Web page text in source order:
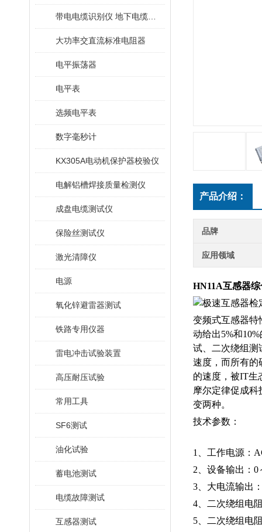
大功率交直流标准电阻器
电平振荡器
电平表
选频电平表
数字毫秒计
KX305A电动机保护器校验仪
电解铝槽焊接质量检测仪
成盘电缆测试仪
保险丝测试仪
激光清障仪
电源
氧化锌避雷器测试
铁路专用仪器
雷电冲击试验装置
高压耐压试验
常用工具
SF6测试
油化试验
蓄电池测试
电缆故障测试
互感器测试
产品介绍：
品牌
应用领域
HN11A互感器
变频式互感器特
动给出5%和
试、二次绕组测
速度，而所有的
的速度，被IT生
摩尔定律促成
变两种。
技术参数：
1、工作电源：
2、设备输出：0
3、大电流输出
4、二次绕组电
5、二次绕组电